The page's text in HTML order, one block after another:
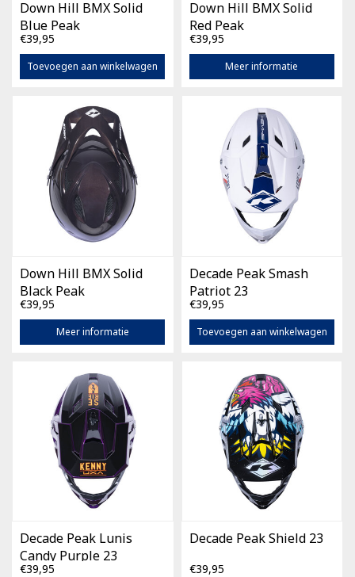
Down Hill BMX Solid
Blue Peak
€39,95
Toevoegen aan winkelwagen
Down Hill BMX Solid
Red Peak
€39,95
Meer informatie
Down Hill BMX Solid
Black Peak
€39,95
Meer informatie
Decade Peak Smash
Patriot 23
€39,95
Toevoegen aan winkelwagen
Decade Peak Lunis
Candy Purple 23
€39,95
Decade Peak Shield 23
€39,95